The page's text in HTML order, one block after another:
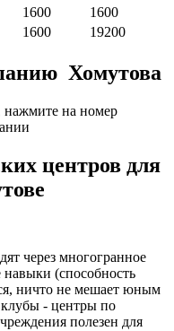
1600
1600
1600 19200
Хомутова
нажмите на номер
центров для
через многогранное
(способность
ничто не мешает юным
- центры по
полезен для